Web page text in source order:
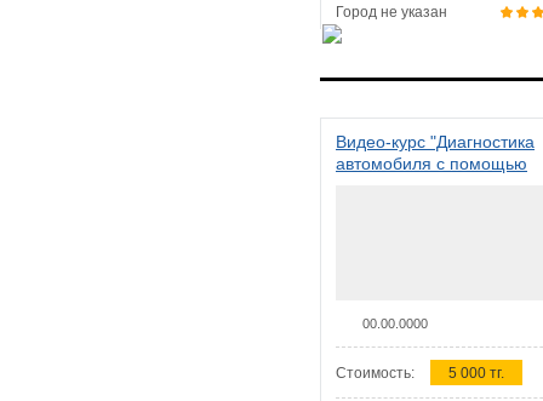
Город не указан
Видео-курс "Диагностика
автомобиля с помощью
00.00.0000
Стоимость: 5 000 тг.